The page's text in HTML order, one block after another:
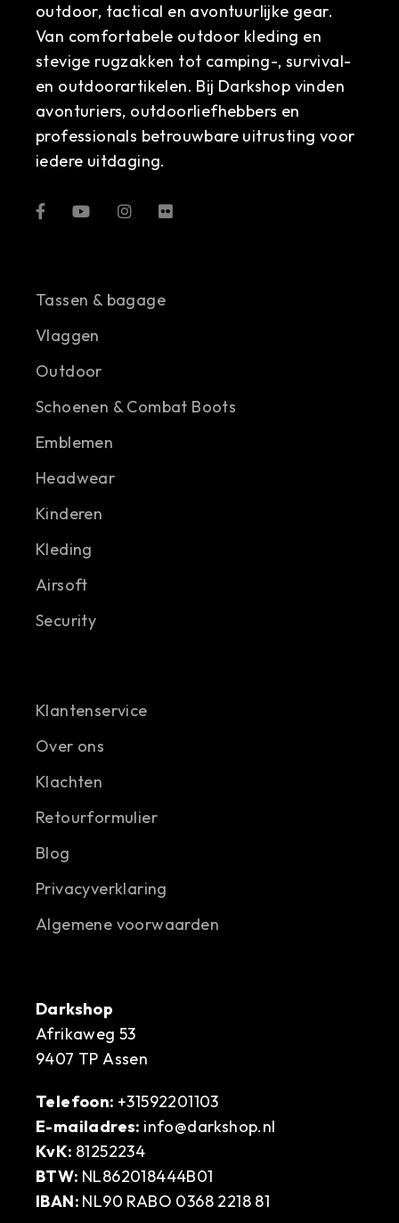
outdoor, tactical en avontuurlijke gear.
Van comfortabele outdoor kleding en
stevige rugzakken tot camping-, survival-
en outdoorartikelen. Bij Darkshop vinden
avonturiers, outdoorliefhebbers en
professionals betrouwbare uitrusting voor
iedere uitdaging.
Tassen & bagage
Vlaggen
Outdoor
Schoenen & Combat Boots
Emblemen
Headwear
Kinderen
Kleding
Airsoft
Security
Klantenservice
Over ons
Klachten
Retourformulier
Blog
Privacyverklaring
Algemene voorwaarden
Darkshop
Afrikaweg 53
9407 TP Assen
Telefoon: +31592201103
E-mailadres: info@darkshop.nl
KvK: 81252234
BTW: NL862018444B01
IBAN: NL90 RABO 0368 2218 81